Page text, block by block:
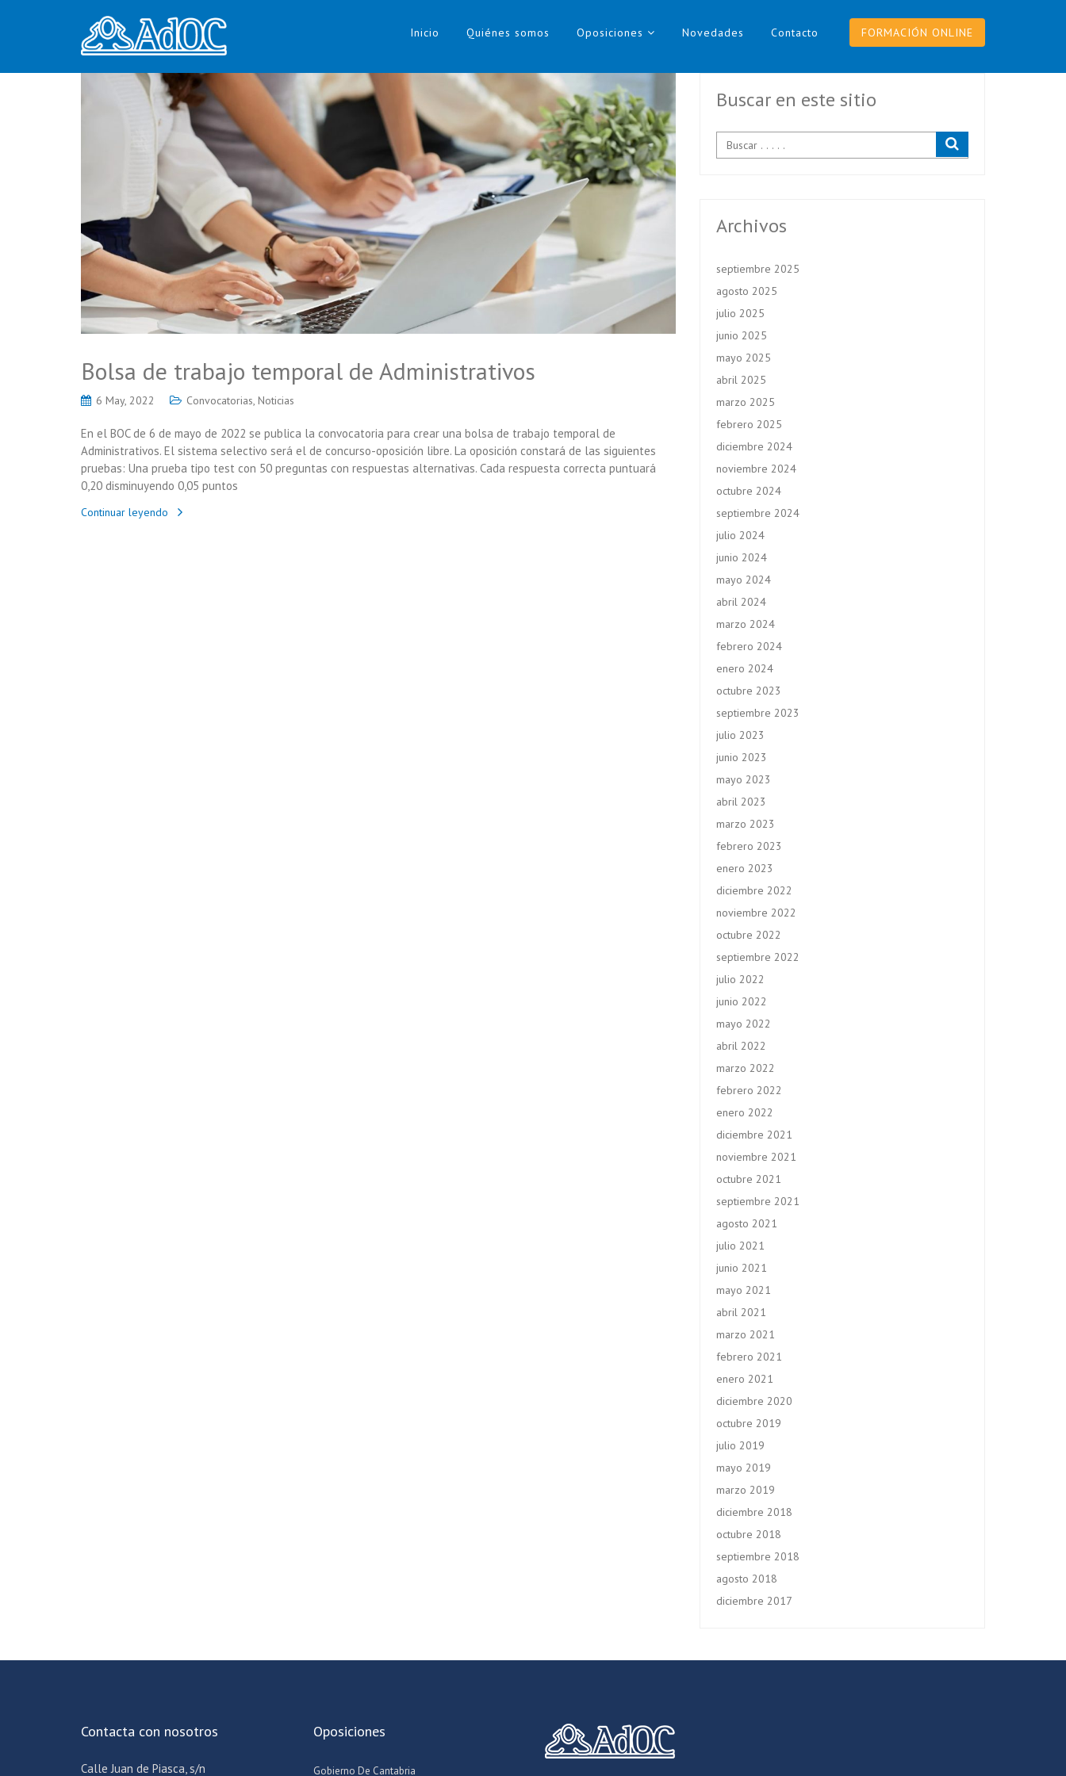
Inicio Quiénes somos Oposiciones Novedades Contacto FORMACIÓN ONLINE
Bolsa de trabajo temporal de Administrativos
6 May, 2022 Convocatorias, Noticias
En el BOC de 6 de mayo de 2022 se publica la convocatoria para crear una bolsa de trabajo temporal de
Administrativos. El sistema selectivo será el de concurso-oposición libre. La oposición constará de las siguientes
pruebas: Una prueba tipo test con 50 preguntas con respuestas alternativas. Cada respuesta correcta puntuará
0,20 disminuyendo 0,05 puntos
Continuar leyendo
Buscar en este sitio
Archivos
septiembre 2025
agosto 2025
julio 2025
junio 2025
mayo 2025
abril 2025
marzo 2025
febrero 2025
diciembre 2024
noviembre 2024
octubre 2024
septiembre 2024
julio 2024
junio 2024
mayo 2024
abril 2024
marzo 2024
febrero 2024
enero 2024
octubre 2023
septiembre 2023
julio 2023
junio 2023
mayo 2023
abril 2023
marzo 2023
febrero 2023
enero 2023
diciembre 2022
noviembre 2022
octubre 2022
septiembre 2022
julio 2022
junio 2022
mayo 2022
abril 2022
marzo 2022
febrero 2022
enero 2022
diciembre 2021
noviembre 2021
octubre 2021
septiembre 2021
agosto 2021
julio 2021
junio 2021
mayo 2021
abril 2021
marzo 2021
febrero 2021
enero 2021
diciembre 2020
octubre 2019
julio 2019
mayo 2019
marzo 2019
diciembre 2018
octubre 2018
septiembre 2018
agosto 2018
diciembre 2017
Contacta con nosotros
Calle Juan de Piasca, s/n
Oposiciones
Gobierno De Cantabria